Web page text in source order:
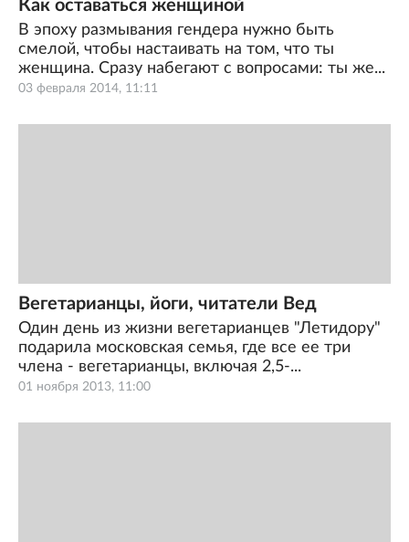
03 февраля 2014, 11:11
Как оставаться женщиной
В эпоху размывания гендера нужно быть
смелой, чтобы настаивать на том, что ты
женщина. Сразу набегают с вопросами: ты же...
01 ноября 2013, 11:00
Вегетарианцы, йоги, читатели Вед
Один день из жизни вегетарианцев "Летидору"
подарила московская семья, где все ее три
члена - вегетарианцы, включая 2,5-...